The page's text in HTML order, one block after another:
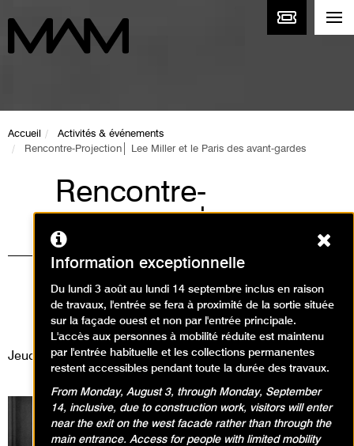
Accueil
Activités & événements
Rencontre-Projection│ Lee Miller et le Paris des avant-gardes
Rencontre-
Projection│ Lee
Miller et le Paris des
avant-gardes
Événement
Jeudi 18 juin 2026
Information exceptionnelle
Du lundi 3 août au lundi 14 septembre inclus en raison
de travaux, l'entrée se fera à proximité de la sortie située
sur la façade ouest et non par l'entrée principale.
L'accès aux personnes à mobilité réduite est maintenu
par l'entrée habituelle et les collections permanentes
restent accessibles pendant toute la durée des travaux.
From Monday, August 3, through Monday, September
14, inclusive, due to construction work, visitors will enter
near the exit on the west facade rather than through the
main entrance. Access for people with limited mobility